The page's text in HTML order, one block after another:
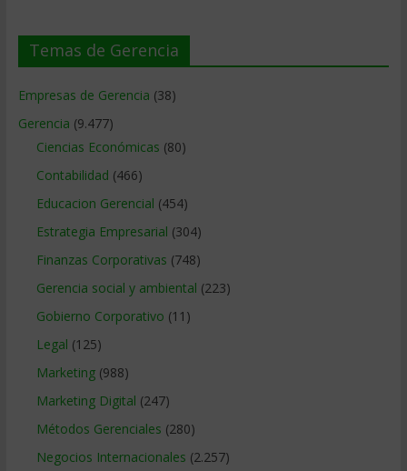
Temas de Gerencia
Empresas de Gerencia (38)
Gerencia (9.477)
Ciencias Económicas (80)
Contabilidad (466)
Educacion Gerencial (454)
Estrategia Empresarial (304)
Finanzas Corporativas (748)
Gerencia social y ambiental (223)
Gobierno Corporativo (11)
Legal (125)
Marketing(988)
Marketing Digital (247)
Métodos Gerenciales (280)
Negocios Internacionales (2.257)